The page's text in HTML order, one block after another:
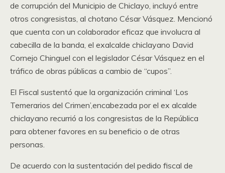
de corrupción del Municipio de Chiclayo, incluyó entre
otros congresistas, al chotano César Vásquez. Mencionó
que cuenta con un colaborador eficaz que involucra al
cabecilla de la banda, el exalcalde chiclayano David
Cornejo Chinguel con el legislador César Vásquez en el
tráfico de obras públicas a cambio de “cupos”.
El Fiscal sustentó que la organización criminal ‘Los
Temerarios del Crimen’,encabezada por el ex alcalde
chiclayano recurrió a los congresistas de la República
para obtener favores en su beneficio o de otras
personas.
De acuerdo con la sustentación del pedido fiscal de